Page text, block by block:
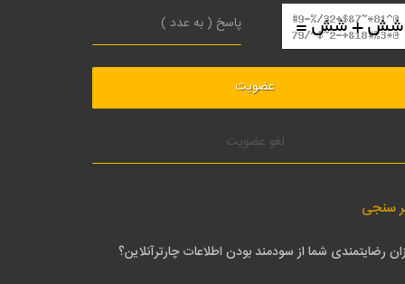
لغو عضویت
سنجی
رضایتمندی شما از سودمند بودن اطلاعات چارترآنلاین؟